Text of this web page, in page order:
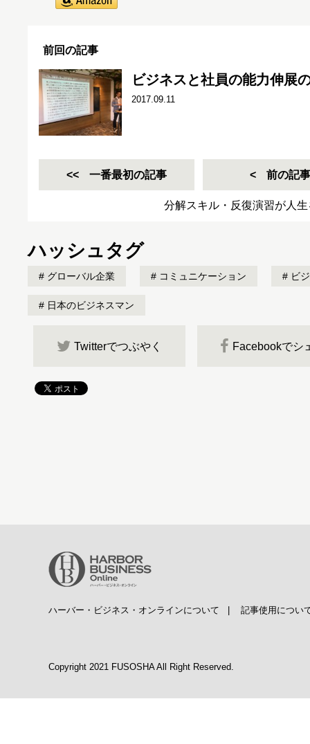
前回の記事
ビジネスと社員の能力伸展
2017.09.11
一番最初の記事 前の記事
分解スキル・反復演習が人
ハッシュタグ
グローバル企業 コミュニケーション ビ
日本のビジネスマン
Twitterでつぶやく Facebookでシ
ハーバー・ビジネス・オンラインについて 記事使用につい
Copyright 2021 FUSOSHA All Right Reserved.